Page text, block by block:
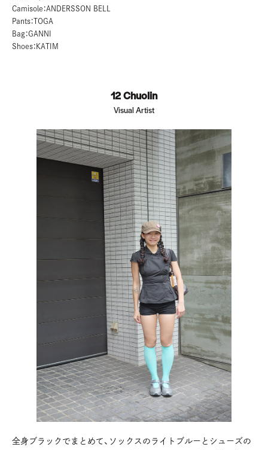
Camisole：ANDERSSON BELL
Pants：TOGA
Bag：GANNI
Shoes：KATIM
12 Chuolin
Visual Artist
全身ブラックでまとめて、ソックスのライトブルーとシューズの